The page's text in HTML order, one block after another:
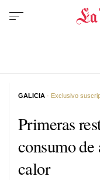
Primeras
consumo de
calor
GALICIA · Exclusivo